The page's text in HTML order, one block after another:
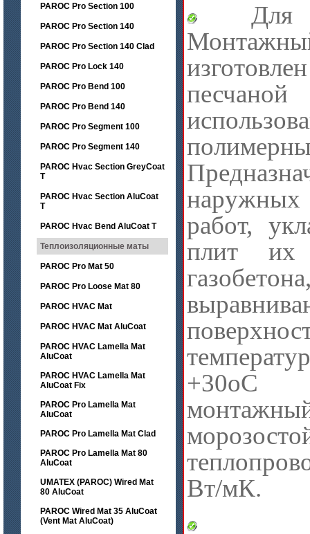
PAROC Pro Section 100
PAROC Pro Section 140
PAROC Pro Section 140 Clad
PAROC Pro Lock 140
PAROC Pro Bend 100
PAROC Pro Bend 140
PAROC Pro Segment 100
PAROC Pro Segment 140
PAROC Hvac Section GreyCoat
T
PAROC Hvac Section AluCoat
T
PAROC Hvac Bend AluCoat T
Теплоизоляционные маты
PAROC Pro Mat 50
PAROC Pro Loose Mat 80
PAROC HVAC Mat
PAROC HVAC Mat AluCoat
PAROC HVAC Lamella Mat
AluCoat
PAROC HVAC Lamella Mat
AluCoat Fix
PAROC Pro Lamella Mat
AluCoat
PAROC Pro Lamella Mat Clad
PAROC Pro Lamella Mat 80
AluCoat
UMATEX (PAROC) Wired Mat
80 AluCoat
PAROC Wired Mat 35 AluCoat
(Vent Mat AluCoat)
Для
работ,
плит их
+30оС
Вт/мК.